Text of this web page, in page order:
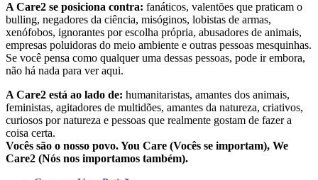
A Care2 se posiciona contra: fanáticos, valentões que praticam o
bulling, negadores da ciência, misóginos, lobistas de armas,
xenófobos, ignorantes por escolha própria, abusadores de animais,
empresas poluidoras do meio ambiente e outras pessoas mesquinhas.
Se você pensa como qualquer uma dessas pessoas, pode ir embora,
não há nada para ver aqui.
A Care2 está ao lado de: humanitaristas, amantes dos animais,
feministas, agitadores de multidões, amantes da natureza, criativos,
curiosos por natureza e pessoas que realmente gostam de fazer a
coisa certa.
Vocês são o nosso povo. You Care (Vocês se importam), We
Care2 (Nós nos importamos também).